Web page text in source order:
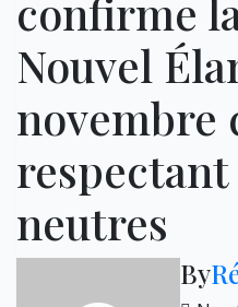
confirme
Nouvel
novembre
respectant
neutres
By